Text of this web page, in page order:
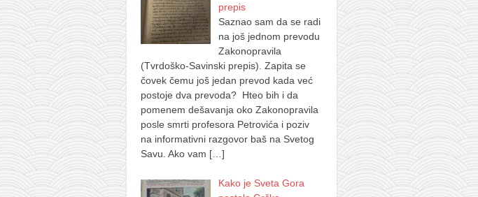
prepis
Saznao sam da se radi
na još jednom prevodu
Zakonopravila
(Tvrdoško-Savinski prepis). Zapita se
čovek čemu još jedan prevod kada već
postoje dva prevoda? Hteo bih i da
pomenem dešavanja oko Zakonopravila
posle smrti profesora Petrovića i poziv
na informativni razgovor baš na Svetog
Savu. Ako vam […]
Kako je Sveta Gora